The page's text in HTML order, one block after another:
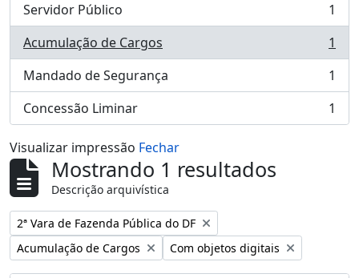
Servidor Público
, 1 resultados
1
Acumulação de Cargos
, 1 resultados
1
Mandado de Segurança
, 1 resultados
1
Concessão Liminar
, 1 resultados 1
Visualizar impressão Fechar
Mostrando 1 resultados
Descrição arquivística
Remover filtro:
2ª Vara de Fazenda Pública do DF
Remover filtro:
Acumulação de Cargos Remover filtro:
Com objetos digitais